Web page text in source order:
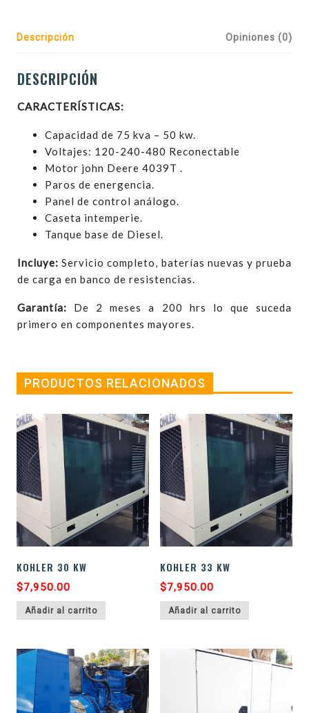
Descripción Opiniones (0)
DESCRIPCIÓN
CARACTERÍSTICAS:
Capacidad de 75 kva – 50 kw.
Voltajes: 120-240-480 Reconectable
Motor john Deere 4039T .
Paros de energencia.
Panel de control análogo.
Caseta intemperie.
Tanque base de Diesel.
Incluye: Servicio completo, baterías nuevas y prueba
de carga en banco de resistencias.
Garantía: De 2 meses a 200 hrs lo que suceda
primero en componentes mayores.
PRODUCTOS RELACIONADOS
KOHLER 30 KW
$7,950.00
Añadir al carrito
KOHLER 33 KW
$7,950.00
Añadir al carrito